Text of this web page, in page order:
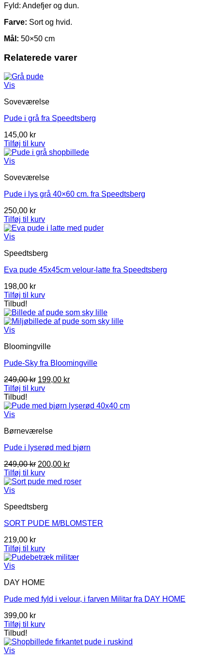
Fyld: Andefjer og dun.
Farve: Sort og hvid.
Mål: 50×50 cm
Relaterede varer
Vis
Soveværelse
Pude i grå fra Speedtsberg
145,00 kr
Tilføj til kurv
Vis
Soveværelse
Pude i lys grå 40×60 cm. fra Speedtsberg
250,00 kr
Tilføj til kurv
Vis
Speedtsberg
Eva pude 45x45cm velour-latte fra Speedtsberg
198,00 kr
Tilføj til kurv
Tilbud!
Vis
Bloomingville
Pude-Sky fra Bloomingville
249,00kr Den
oprindelige
var:
199,00 krDen
er:
Tilføj til kurv
Tilbud!
Vis
Børneværelse
Pude i lyserød med bjørn
249,00kr Den
oprindelige
pris
200,00 krDen
pris
Tilføj til kurv
Vis
Speedtsberg
SORT PUDE M/BLOMSTER
219,00 kr
Tilføj til kurv
Vis
DAY HOME
Pude med fyld i velour, i farven Militar fra DAY HOME
399,00 kr
Tilføj til kurv
Tilbud!
Vis